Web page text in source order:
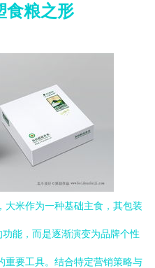
食粮之形
大米作为一种基础主食，其包装
能，而是逐渐演变为品牌个性
重要工具。结合特定营销策略与